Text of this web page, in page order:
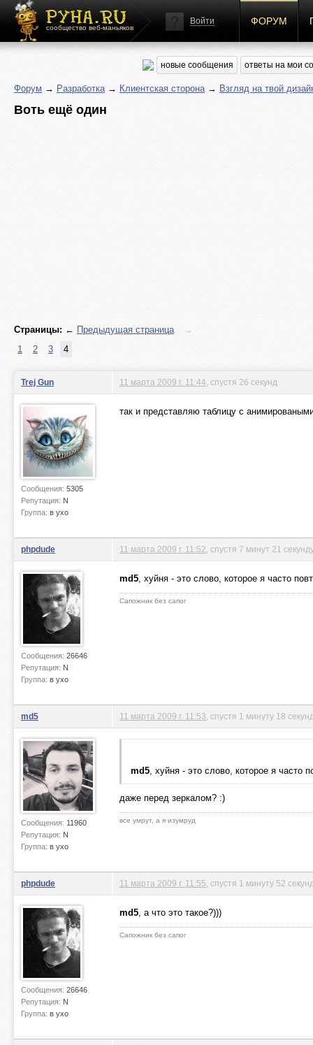
сообщество веб-маньяков
Войти ФОРУМ
новые сообщения ответы на мои
Форум → Разработка→ Клиентская сторона→ Взгляд на твой
Воть ещё один
Страницы: ← Предыдущая страница
→
1
2 3 4
Trej Gun
Сообщения: 5305
Репутация: N
Группа: в ухо
11 марта 2009 г. 11:44 , спустя 26 секунд
так и представляю таблицу с
phpdude
Сообщения: 26646
Репутация: N
Группа: в ухо
11 марта 2009 г. 11:52 , спустя 7 минут 21
md5, хуйня - это слово, которое я часто
Сапожник без сапог
md5
Сообщения: 11960
Репутация: N
Группа: в ухо
11 марта 2009 г. 11:53 , спустя 1 минуту 18
md5, хуйня - это слово, которое я часто
даже перед зеркалом? :)
все умрут, а я изумруд
phpdude
Сообщения: 26646
Репутация: N
Группа: в ухо
11 марта 2009 г. 11:55 , спустя 1 минуту 52
md5, а что это такое?)))
Сапожник без сапог